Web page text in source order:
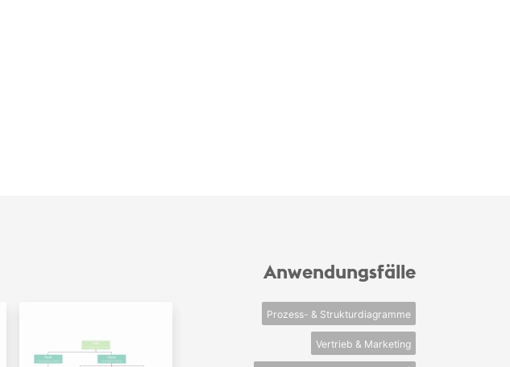
Anwendungsfälle
Prozess- & Strukturdiagramme
Vertrieb & Marketing